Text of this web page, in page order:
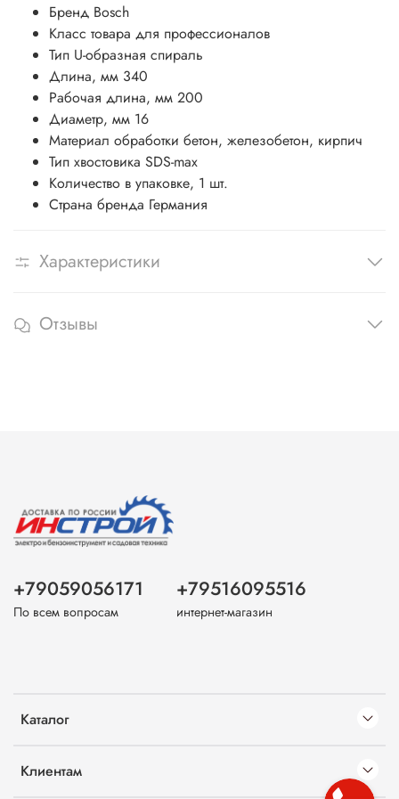
Бренд Bosch
Класс товара для профессионалов
Тип U-образная спираль
Длина, мм 340
Рабочая длина, мм 200
Диаметр, мм 16
Материал обработки бетон, железобетон, кирпич
Тип хвостовика SDS-max
Количество в упаковке, 1 шт.
Страна бренда Германия
Характеристики
Отзывы
Каталог
Клиентам
+79059056171
По всем вопросам
+79516095516
интернет-магазин